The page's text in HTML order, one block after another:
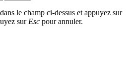
le champ ci-dessus et appuyez sur
sur Esc pour annuler.